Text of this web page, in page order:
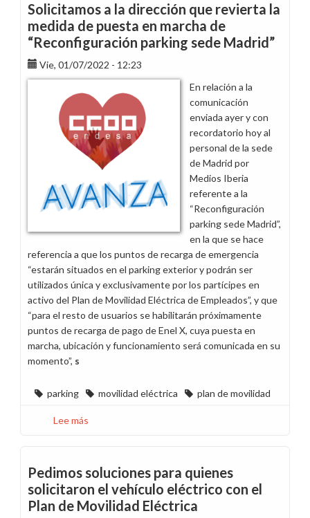
nuevos
vehículos
de
la
flota
Endesa
Solicitamos a la dirección que revierta la
medida de puesta en marcha de
“Reconfiguración parking sede Madrid”
Vie, 01/07/2022 - 12:23
En relación a la
comunicación
enviada ayer y con
recordatorio hoy al
personal de la sede
de Madrid por
Medios Iberia
referente a la
“Reconfiguración
parking sede Madrid”,
en la que se hace
referencia a que los puntos de recarga de emergencia
“estarán situados en el parking exterior y podrán ser
utilizados única y exclusivamente por los partícipes en
activo del Plan de Movilidad Eléctrica de Empleados”, y que
“para el resto de usuarios se habilitarán próximamente
puntos de recarga de pago de Enel X, cuya puesta en
marcha, ubicación y funcionamiento será comunicada en su
momento”, s
parking movilidad eléctrica plan de movilidad
Lee más
dirección
que
revierta
Pedimos soluciones para quienes
solicitaron el vehículo eléctrico con el
Plan de Movilidad Eléctrica